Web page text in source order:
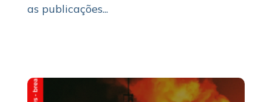
as publicações...